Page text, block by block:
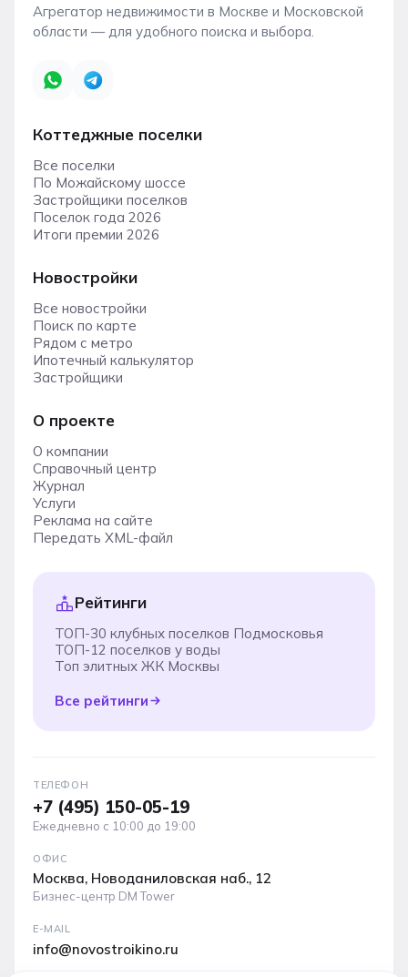
Агрегатор недвижимости в Москве и Московской
области — для удобного поиска и выбора.
Коттеджные поселки
Все поселки
По Можайскому шоссе
Застройщики поселков
Поселок года 2026
Итоги премии 2026
Новостройки
Все новостройки
Поиск по карте
Рядом с метро
Ипотечный калькулятор
Застройщики
О проекте
О компании
Справочный центр
Журнал
Услуги
Реклама на сайте
Передать XML-файл
Рейтинги
ТОП-30 клубных поселков Подмосковья
ТОП-12 поселков у воды
Топ элитных ЖК Москвы
Все рейтинги
ТЕЛЕФОН
+7 (495) 150-05-19
Ежедневно с 10:00 до 19:00
ОФИС
Москва, Новоданиловская наб., 12
Бизнес-центр DM Tower
E-MAIL
info@novostroikino.ru